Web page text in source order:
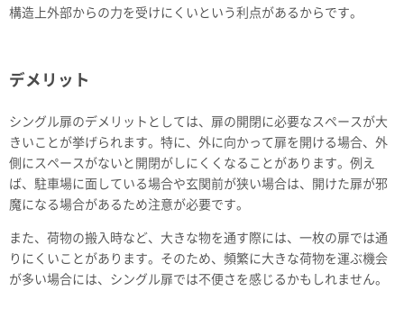
構造上外部からの力を受けにくいという利点があるからです。
デメリット
シングル扉のデメリットとしては、扉の開閉に必要なスペースが大
きいことが挙げられます。特に、外に向かって扉を開ける場合、外
側にスペースがないと開閉がしにくくなることがあります。例え
ば、駐車場に面している場合や玄関前が狭い場合は、開けた扉が邪
魔になる場合があるため注意が必要です。
また、荷物の搬入時など、大きな物を通す際には、一枚の扉では通
りにくいことがあります。そのため、頻繁に大きな荷物を運ぶ機会
が多い場合には、シングル扉では不便さを感じるかもしれません。